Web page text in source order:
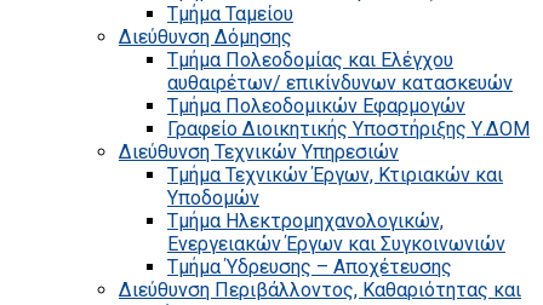
Τμήμα Ταμείου
Διεύθυνση Δόμησης
Τμήμα Πολεοδομίας και Ελέγχου
αυθαιρέτων/ επικίνδυνων κατασκευών
Τμήμα Πολεοδομικών Εφαρμογών
Γραφείο Διοικητικής Υποστήριξης Υ.ΔΟΜ
Διεύθυνση Τεχνικών Υπηρεσιών
Τμήμα Τεχνικών Έργων, Κτιριακών και
Υποδομών
Τμήμα Ηλεκτρομηχανολογικών,
Ενεργειακών Έργων και Συγκοινωνιών
Τμήμα Ύδρευσης – Αποχέτευσης
Διεύθυνση Περιβάλλοντος, Καθαριότητας και